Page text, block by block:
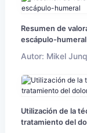
Resumen de
escápulo-humeral
Autor: Mikel
Utilización de la
tratamiento del